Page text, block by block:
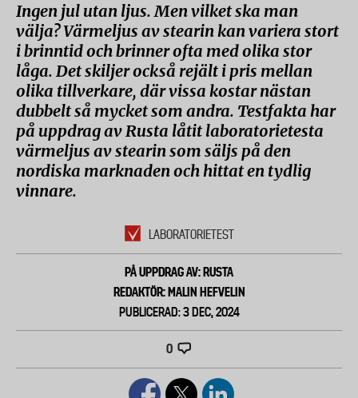
Ingen jul utan ljus. Men vilket ska man
välja? Värmeljus av stearin kan variera stort
i brinntid och brinner ofta med olika stor
låga. Det skiljer också rejält i pris mellan
olika tillverkare, där vissa kostar nästan
dubbelt så mycket som andra. Testfakta har
på uppdrag av Rusta låtit laboratorietesta
värmeljus av stearin som säljs på den
nordiska marknaden och hittat en tydlig
vinnare.
LABORATORIETEST
PÅ UPPDRAG AV: RUSTA
REDAKTÖR: MALIN HEFVELIN
PUBLICERAD: 3 DEC, 2024
0